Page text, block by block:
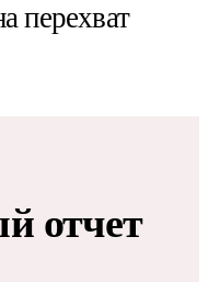
перехват
отчет